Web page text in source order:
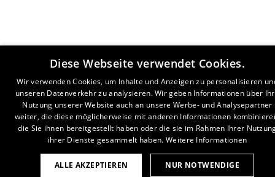
Diese Webseite verwendet Cookies.
Wir verwenden Cookies, um Inhalte und Anzeigen zu personalisieren
unseren Datenverkehr zu analysieren. Wir geben Informationen über
Nutzung unserer Website auch an unsere Werbe- und Analysepartner
weiter, die diese möglicherweise mit anderen Informationen
die Sie ihnen bereitgestellt haben oder die sie im Rahmen Ihrer
ihrer Dienste gesammelt haben. Weitere Informationen
ALLE AKZEPTIEREN NUR NOTWENDIGE